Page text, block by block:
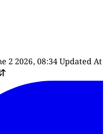
2 2026, 08:34Updated At